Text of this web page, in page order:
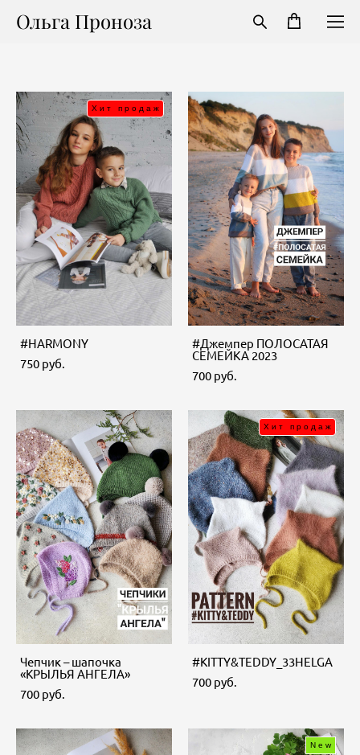
Ольга Проноза
Хит продаж
#HARMONY
750 pуб.
#Джемпер ПОЛОСАТАЯ
СЕМЕЙКА 2023
700 pуб.
Чепчик – шапочка
«КРЫЛЬЯ АНГЕЛА»
700 pуб.
Хит продаж
#KITTY&TEDDY_33HELGA
700 pуб.
New